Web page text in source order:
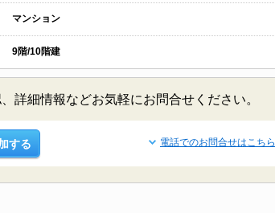
マンション
9階/10階建
詳細情報などお気軽にお問合せください。
する 電話でのお問合せはこちら